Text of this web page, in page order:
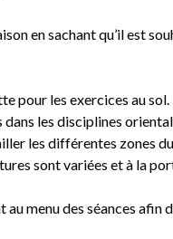
en sachant qu’il est
pour les exercices au sol.
les disciplines
les différentes zones
sont variées et à la
menu des séances afin